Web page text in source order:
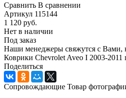
Сравнить В сравнении
Артикул 115144
1 120 руб.
Нет в наличии
Под заказ
Наши менеджеры свяжутся с Вами,
Коврики Chevrolet Aveo I 2003-2011
Поделиться
Сопровождающие Товар